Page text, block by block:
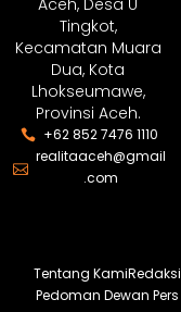
Aceh, Desa U
Tingkot,
Kecamatan Muara
Dua, Kota
Lhokseumawe,
Provinsi Aceh.
+62 852 7476 1110
realitaaceh@gmail
.com
Tentang KamiRedaksi
Pedoman Dewan Pers